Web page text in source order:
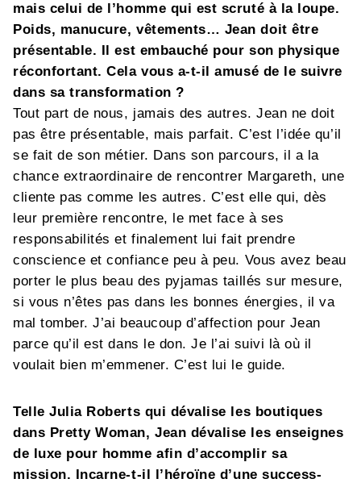
mais celui de l’homme qui est scruté à la loupe.
Poids, manucure, vêtements… Jean doit être
présentable. Il est embauché pour son physique
réconfortant. Cela vous a-t-il amusé de le suivre
dans sa transformation ?
Tout part de nous, jamais des autres. Jean ne doit
pas être présentable, mais parfait. C’est l’idée qu’il
se fait de son métier. Dans son parcours, il a la
chance extraordinaire de rencontrer Margareth, une
cliente pas comme les autres. C’est elle qui, dès
leur première rencontre, le met face à ses
responsabilités et finalement lui fait prendre
conscience et confiance peu à peu. Vous avez beau
porter le plus beau des pyjamas taillés sur mesure,
si vous n’êtes pas dans les bonnes énergies, il va
mal tomber. J’ai beaucoup d’affection pour Jean
parce qu’il est dans le don. Je l’ai suivi là où il
voulait bien m’emmener. C’est lui le guide.
Telle Julia Roberts qui dévalise les boutiques
dans Pretty Woman, Jean dévalise les enseignes
de luxe pour homme afin d’accomplir sa
mission. Incarne-t-il l’héroïne d’une success-